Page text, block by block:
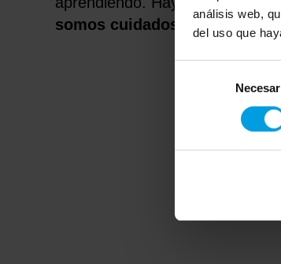
análisis web,
del uso que
consentimiento
somos cuidados.